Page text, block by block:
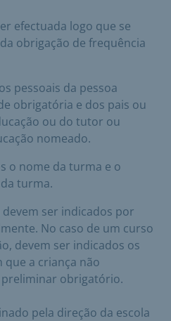
efectuada logo que se
obrigação de frequência
pessoais da pessoa
obrigatória e dos pais ou
ou do tutor ou
nomeado.
o nome da turma e o
turma.
devem ser indicados por
No caso de um curso
devem ser indicados os
que a criança não
obrigatório.
pela direção da escola